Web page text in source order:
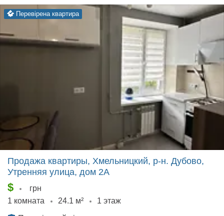
перевірена квартира
Продажа квартиры, Хмельницкий, р‑н. Дубово,
Утренняя улица, дом 2А
$
грн
1 комната
24.1 м² 1 этаж